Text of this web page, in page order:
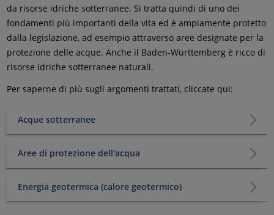
da risorse idriche sotterranee. Si tratta quindi di uno dei
fondamenti più importanti della vita ed è ampiamente protetto
dalla legislazione, ad esempio attraverso aree designate per la
protezione delle acque. Anche il Baden-Württemberg è ricco di
risorse idriche sotterranee naturali.
Per saperne di più sugli argomenti trattati, cliccate qui:
Acque sotterranee
Aree di protezione dell'acqua
Energia geotermica (calore geotermico)